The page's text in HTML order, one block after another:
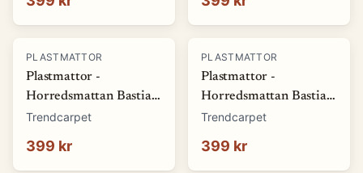
PLASTMATTOR
Plastmattor -
Horredsmattan Bastian
(blå) (Storlek: 70 x 50
Trendcarpet
399 kr
PLASTMATTOR
Plastmattor -
Horredsmattan Bastian
(brun) (Storlek: 70 x 50
Trendcarpet
399 kr